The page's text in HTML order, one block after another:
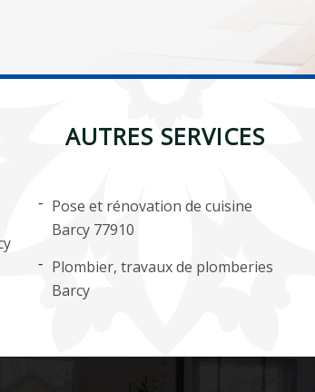
AUTRES SERVICES
Pose et rénovation de cuisine
Barcy 77910
Plombier, travaux de plomberies
Barcy